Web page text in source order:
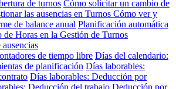
de turnos Cómo solicitar un cambio de
las ausencias en Turnos Cómo ver y
de balance anual Planificación automática
de Horas en la Gestión de Turnos
de tiempo libre Días del calendario:
de planificación Días laborables:
Días laborables: Deducción por
Deducción del trabajo Deducción por